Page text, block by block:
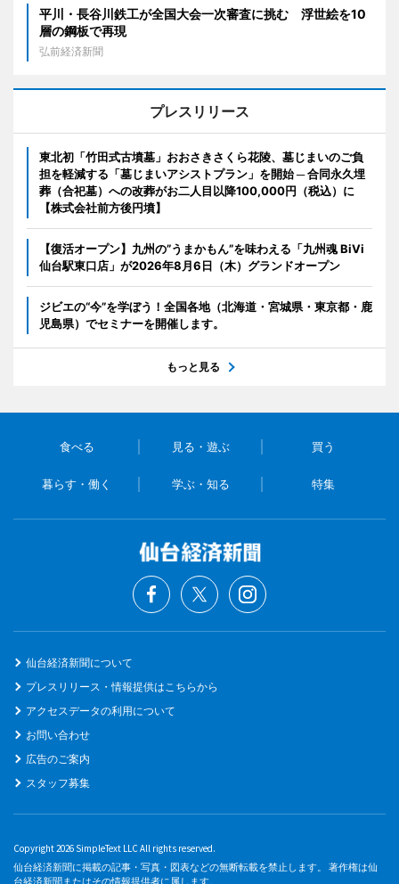
平川・長谷川鉄工が全国大会一次審査に挑む 浮世絵を10
層の鋼板で再現
弘前経済新聞
プレスリリース
東北初「竹田式古墳墓」おおさきさくら花陵、墓じまいのご負
担を軽減する「墓じまいアシストプラン」を開始 ─ 合同永久埋
葬（合祀墓）への改葬がお二人目以降100,000円（税込）に
【株式会社前方後円墳】
【復活オープン】九州の”うまかもん”を味わえる「九州魂 BiVi
仙台駅東口店」が2026年8月6日（木）グランドオープン
ジビエの“今”を学ぼう！全国各地（北海道・宮城県・東京都・鹿
児島県）でセミナーを開催します。
もっと見る
食べる 見る・遊ぶ 買う
暮らす・働く 学ぶ・知る 特集
仙台経済新聞について
プレスリリース・情報提供はこちらから
アクセスデータの利用について
お問い合わせ
広告のご案内
スタッフ募集
Copyright 2026 SimpleText LLC All rights reserved.
仙台経済新聞に掲載の記事・写真・図表などの無断転載を禁止します。 著作権は仙
台経済新聞またはその情報提供者に属します。